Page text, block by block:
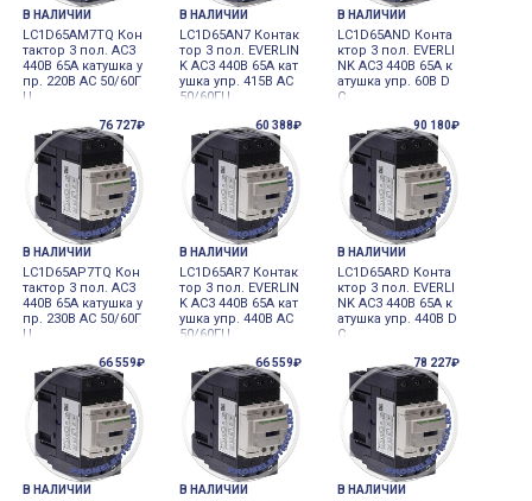
В НАЛИЧИИ
LC1D65AM7TQ Кон
тактор 3 пол. AC3
440В 65A катушка у
пр. 220В AC 50/60Г
Ц
В НАЛИЧИИ
LC1D65AN7 Контак
тор 3 пол. EVERLIN
K AC3 440В 65A кат
ушка упр. 415В AC
50/60ГЦ
В НАЛИЧИИ
LC1D65AND Конта
ктор 3 пол. EVERLI
NK AC3 440В 65A к
атушка упр. 60В D
C
76 727₽
В НАЛИЧИИ
LC1D65AP7TQ Кон
тактор 3 пол. AC3
440В 65A катушка у
пр. 230В AC 50/60Г
Ц
60 388₽
В НАЛИЧИИ
LC1D65AR7 Контак
тор 3 пол. EVERLIN
K AC3 440В 65A кат
ушка упр. 440В AC
50/60ГЦ
90 180₽
В НАЛИЧИИ
LC1D65ARD Конта
ктор 3 пол. EVERLI
NK AC3 440В 65A к
атушка упр. 440В D
C
66 559₽
В НАЛИЧИИ
66 559₽
В НАЛИЧИИ
78 227₽
В НАЛИЧИИ